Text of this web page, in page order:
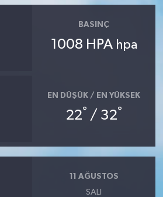
BASINÇ
1008 HPA hpa
EN DÜŞÜK / EN YÜKSEK
22° / 32°
11 AĞUSTOS
SALI